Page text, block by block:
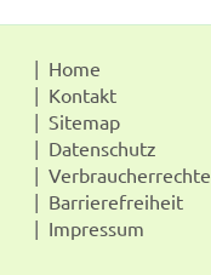
Home
Kontakt
Sitemap
Datenschutz
Verbraucherrechte
Barrierefreiheit
Impressum